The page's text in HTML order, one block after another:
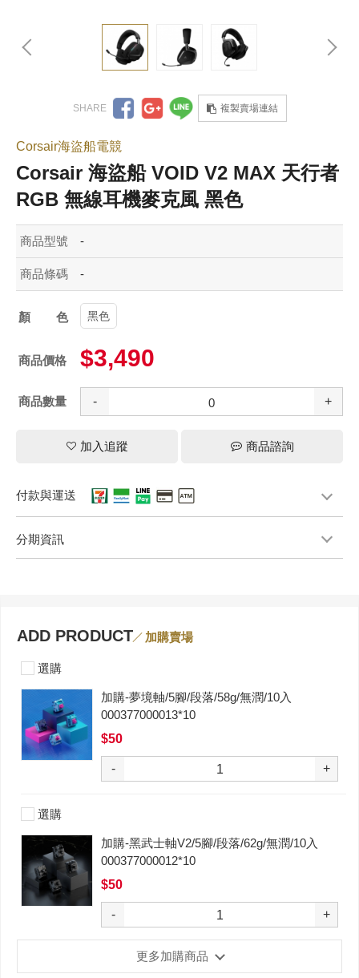
複製賣場連結
Corsair海盜船電競
Corsair 海盜船 VOID V2 MAX 天行者
RGB 無線耳機麥克風 黑色
商品型號 -
商品條碼 -
顏色黑色
商品價格 $3,490
商品數量 - +
加入追蹤 商品諮詢
付款與運送
分期資訊
ADD PRODUCT 加購賣場
選購
加購-夢境軸/5腳/段落/58g/無潤/10入
000377000013*10
$50
- +
選購
加購-黑武士軸V2/5腳/段落/62g/無潤/10入
000377000012*10
$50
- +
更多加購商品